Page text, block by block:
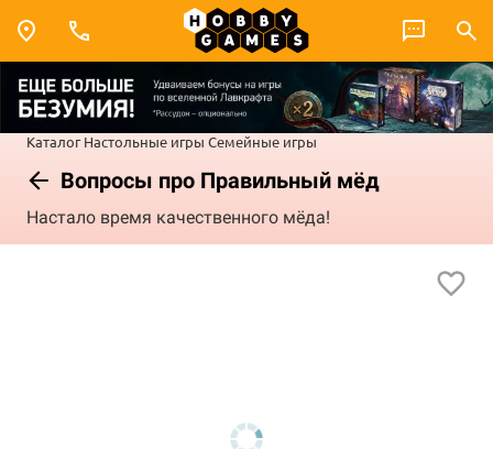
Каталог Настольные игры Семейные игры
Вопросы про Правильный мёд
Настало время качественного мёда!